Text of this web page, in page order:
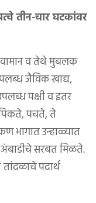
तीन-चार घटकांवर
व तेथे मुबलक
जैविक खाद्य,
पक्षी व इतर
पिकते, पचते, ते
भागात उन्हाळ्यात
अंबाडीचे सरबत मिळते.
पदार्थ